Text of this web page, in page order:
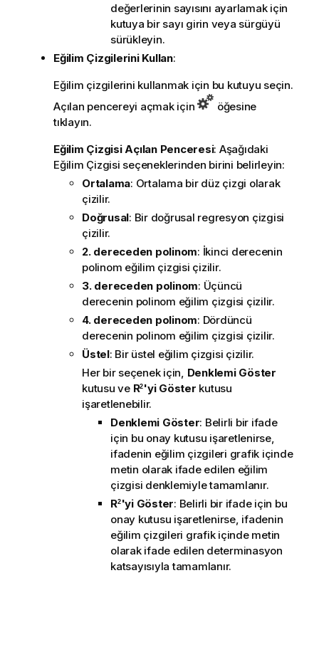
değerlerinin sayısını ayarlamak için
kutuya bir sayı girin veya sürgüyü
sürükleyin.
Eğilim Çizgilerini Kullan:
Eğilim çizgilerini kullanmak için bu kutuyu seçin.
Açılan pencereyi açmak için
öğesine
tıklayın.
Eğilim Çizgisi Açılan Penceresi: Aşağıdaki
Eğilim Çizgisi seçeneklerinden birini belirleyin:
Ortalama: Ortalama bir düz çizgi olarak
çizilir.
Doğrusal: Bir doğrusal regresyon çizgisi
çizilir.
2. dereceden polinom: İkinci derecenin
polinom eğilim çizgisi çizilir.
3. dereceden polinom: Üçüncü
derecenin polinom eğilim çizgisi çizilir.
4. dereceden polinom: Dördüncü
derecenin polinom eğilim çizgisi çizilir.
Üstel: Bir üstel eğilim çizgisi çizilir.
Her bir seçenek için, Denklemi Göster
kutusu ve R2 'yi Göster kutusu
işaretlenebilir.
Denklemi Göster: Belirli bir ifade
için bu onay kutusu işaretlenirse,
ifadenin eğilim çizgileri grafik içinde
metin olarak ifade edilen eğilim
çizgisi denklemiyle tamamlanır.
R2'yi Göster: Belirli bir ifade için bu
onay kutusu işaretlenirse, ifadenin
eğilim çizgileri grafik içinde metin
olarak ifade edilen determinasyon
katsayısıyla tamamlanır.